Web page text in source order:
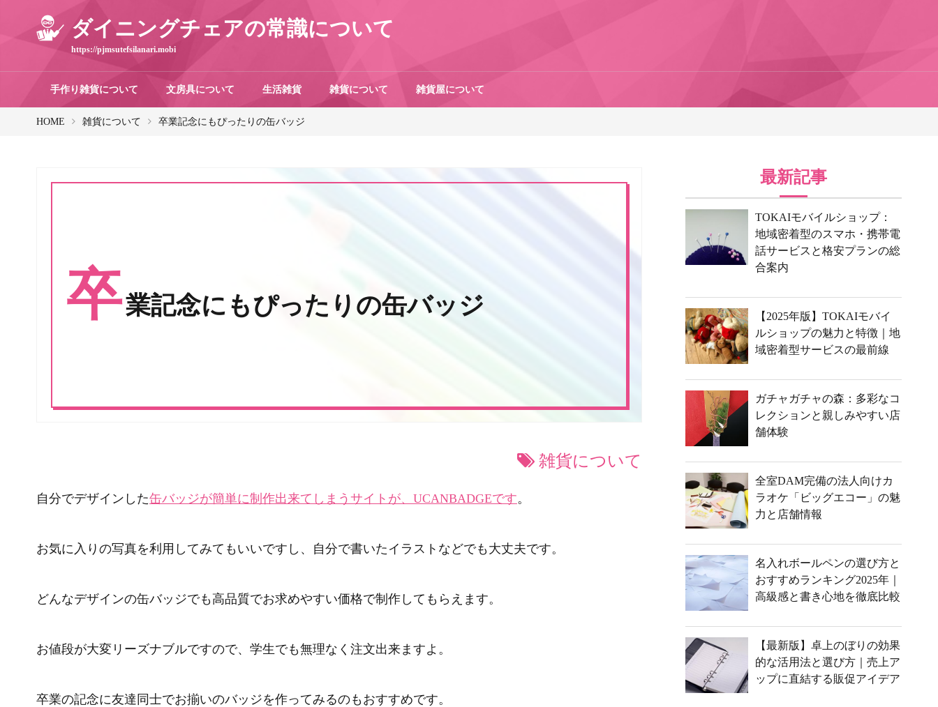
ダイニングチェアの常識について
https://pjmsutefsilanari.mobi
手作り雑貨について 文房具について 生活雑貨 雑貨について 雑貨屋について
HOME 雑貨について 卒業記念にもぴったりの缶バッジ
卒業記念にもぴったりの缶バッジ
雑貨について
自分でデザインした缶バッジが簡単に制作出来てしまうサイトが、UCANBADGEです。
お気に入りの写真を利用してみてもいいですし、自分で書いたイラストなどでも大丈夫です。
どんなデザインの缶バッジでも高品質でお求めやすい価格で制作してもらえます。
お値段が大変リーズナブルですので、学生でも無理なく注文出来ますよ。
卒業の記念に友達同士でお揃いのバッジを作ってみるのもおすすめです。
最新記事
TOKAIモバイルショップ：
地域密着型のスマホ・携帯電
話サービスと格安プランの総
合案内
【2025年版】TOKAIモバイ
ルショップの魅力と特徴｜地
域密着型サービスの最前線
ガチャガチャの森：多彩なコ
レクションと親しみやすい店
舗体験
全室DAM完備の法人向けカ
ラオケ「ビッグエコー」の魅
力と店舗情報
名入れボールペンの選び方と
おすすめランキング2025年｜
高級感と書き心地を徹底比較
【最新版】卓上のぼりの効果
的な活用法と選び方｜売上ア
ップに直結する販促アイデア